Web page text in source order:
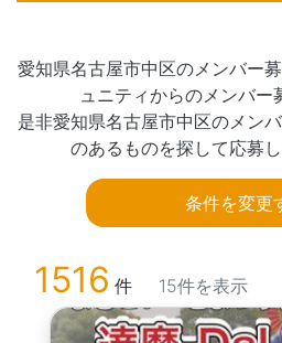
愛知県名古屋市中区のメンバー
ュニティからのメンバー
是非愛知県名古屋市中区のメン
のあるものを探して応募
条件を変更
1516 件 15件を表示